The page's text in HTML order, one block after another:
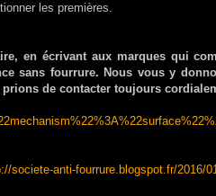
les premières.
en écrivant aux marques qui
sans fourrure. Nous vous y
de contacter toujours
societe-anti-fourrure.blogspot.fr/2016/